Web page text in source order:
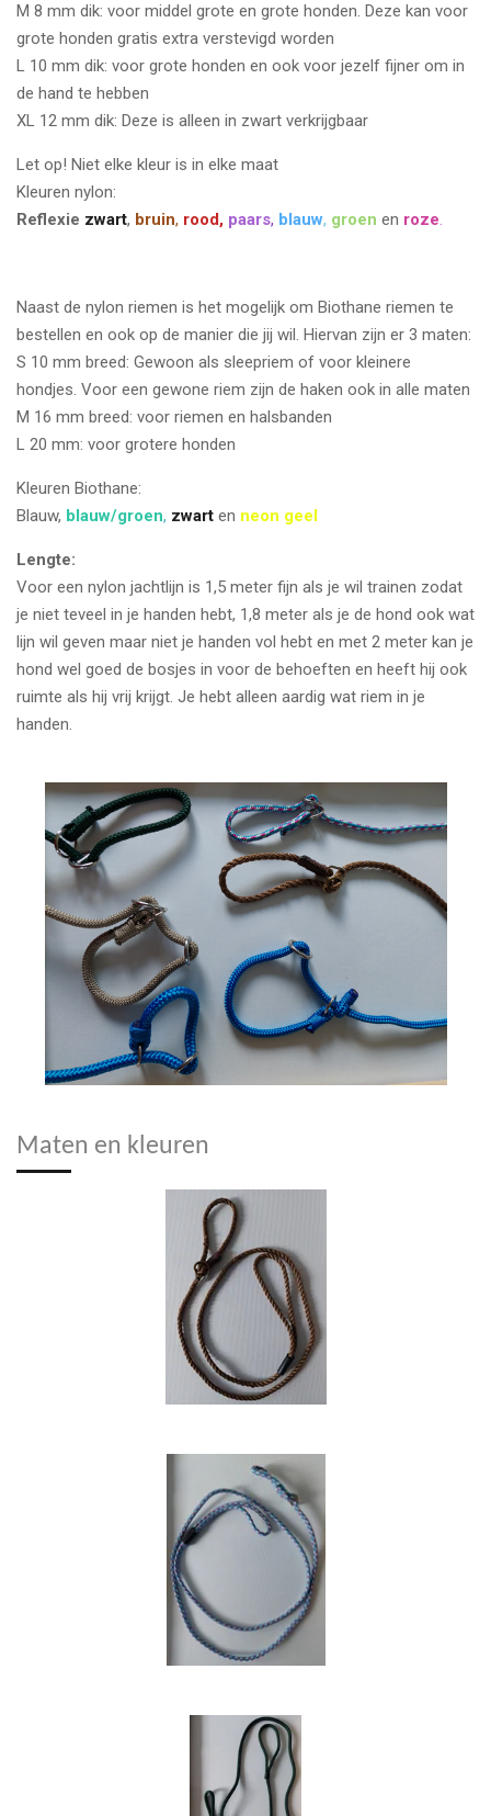
M 8 mm dik: voor middel grote en grote honden. Deze kan voor
grote honden gratis extra verstevigd worden
L 10 mm dik: voor grote honden en ook voor jezelf fijner om in
de hand te hebben
XL 12 mm dik: Deze is alleen in zwart verkrijgbaar
Let op! Niet elke kleur is in elke maat
Kleuren nylon:
Reflexie zwart, bruin, rood, paars, blauw, groen en roze.
Naast de nylon riemen is het mogelijk om Biothane riemen te
bestellen en ook op de manier die jij wil. Hiervan zijn er 3 maten:
S 10 mm breed: Gewoon als sleepriem of voor kleinere
hondjes. Voor een gewone riem zijn de haken ook in alle maten
M 16 mm breed: voor riemen en halsbanden
L 20 mm: voor grotere honden
Kleuren Biothane:
Blauw, blauw/groen, zwart en neon geel
Lengte:
Voor een nylon jachtlijn is 1,5 meter fijn als je wil trainen zodat
je niet teveel in je handen hebt, 1,8 meter als je de hond ook wat
lijn wil geven maar niet je handen vol hebt en met 2 meter kan je
hond wel goed de bosjes in voor de behoeften en heeft hij ook
ruimte als hij vrij krijgt. Je hebt alleen aardig wat riem in je
handen.
Maten en kleuren